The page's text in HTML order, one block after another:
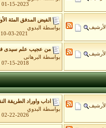
01-15-2023
الأرشيف
الفيض المدفق المئة
بواسطة
البدوي
10-03-2021
الأرشيف
من عجيب علم سيدى
بواسطة
البرهانى
07-15-2018
الأرشيف
اداب واوراد الطريقة
بواسطة
البدوي
02-22-2026